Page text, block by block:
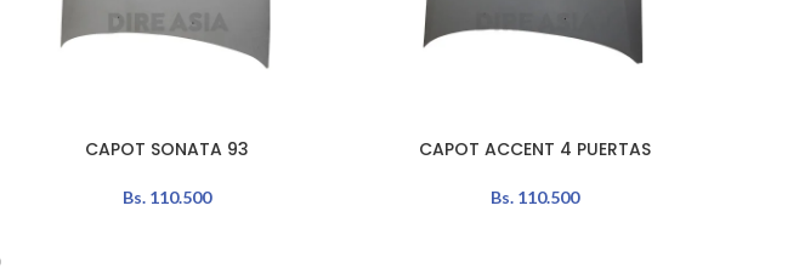
AÑADIR AL CARRITOCAPOT SONATA 93
Bs. 110.500
LEER MÁSCAPOT ACCENT 4 PUERTAS
Bs. 110.500